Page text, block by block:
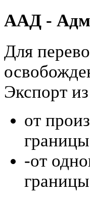
ААД -
Для
Экспорт
от
-от